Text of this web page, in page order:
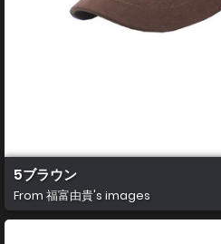
5ブラウン
From 福富由貴's images